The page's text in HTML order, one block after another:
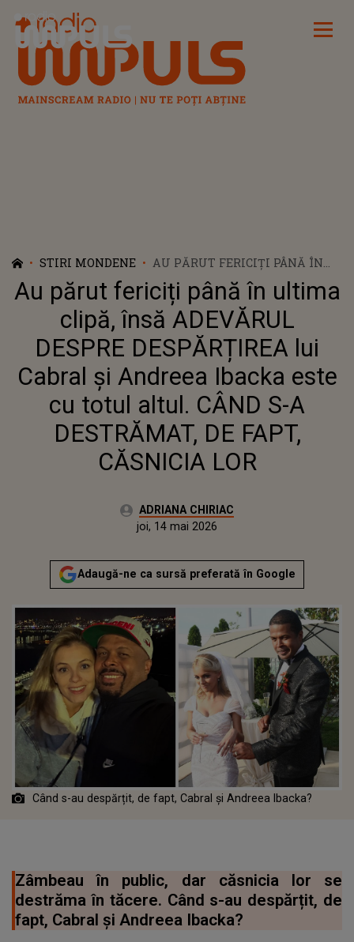
Radio Impuls
STIRI MONDENE
AU PĂRUT FERICIȚI PÂNĂ ÎN
ULTIMA CLIPĂ, ÎNSĂ
ADEVĂRUL DESPRE
DESPĂRȚIREA LUI CABRAL ȘI
ANDREEA IBACKA ESTE CU
TOTUL ALTUL. CÂND S-A
DESTRĂMAT, DE FAPT, CĂSNICIA
LOR
Au părut fericiți până în ultima
clipă, însă ADEVĂRUL
DESPRE DESPĂRȚIREA lui
Cabral și Andreea Ibacka este
cu totul altul. CÂND S-A
DESTRĂMAT, DE FAPT,
CĂSNICIA LOR
Autor:ADRIANA CHIRIAC
Actualizat:
joi, 14 mai 2026
Adaugă-ne ca sursă preferată în Google
Când s-au despărțit, de fapt, Cabral și Andreea Ibacka?
Zâmbeau în public, dar căsnicia lor se
destrăma în tăcere. Când s-au despărțit, de
fapt, Cabral și Andreea Ibacka?